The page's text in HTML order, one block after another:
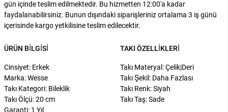
gün içinde teslim edilmektedir. Bu hizmetten 12:00'a kadar
faydalanabilirsiniz. Bunun dışındaki siparişleriniz ortalama 3 iş günü
içerisinde kargo yetkilisine teslim edilecektir.
ÜRÜN BILGISI
Cinsiyet: Erkek
Marka: Wesse
Takı Kategori: Bileklik
Takı Ölçü: 20 cm
Garanti: 1 Yıl
TAKI ÖZELLIKLERI
Takı Materyal: Çelik|Deri
Takı Şekil: Daha Fazlası
Takı Renk: Siyah
Takı Taş: Sade